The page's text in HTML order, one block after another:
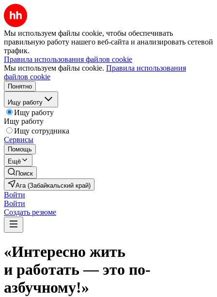
Мы используем файлы cookie, чтобы обеспечивать
правильную работу нашего веб-сайта и анализировать сетевой
трафик.
Правила использования файлов cookie
Мы используем файлы cookie. Правила использования
файлов cookie
Понятно
Ищу работу
Ищу работу
Ищу работу
Ищу сотрудника
Сервисы
Помощь
Ещё
Поиск
Ага (Забайкальский край)
Войти
Войти
Создать резюме
«Интересно жить
и работать — это по-
азбучному!»